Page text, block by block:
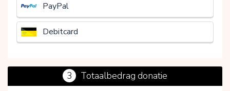
PayPal
Debitcard
3 Totaalbedrag donatie